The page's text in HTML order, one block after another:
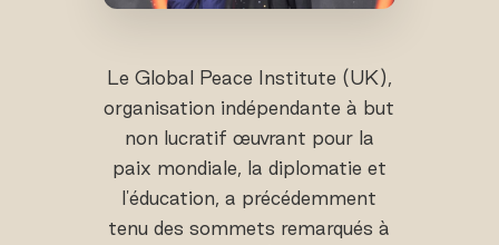
Le Global Peace Institute (UK),
organisation indépendante à but
non lucratif œuvrant pour la
paix mondiale, la diplomatie et
l'éducation, a précédemment
tenu des sommets remarqués à